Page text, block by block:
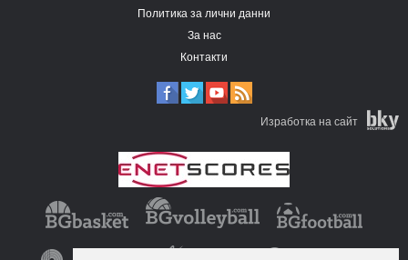
Политика за лични данни
За нас
Контакти
Изработка на сайт